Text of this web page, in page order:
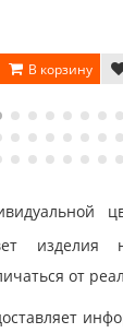
В корзину
изделия
от